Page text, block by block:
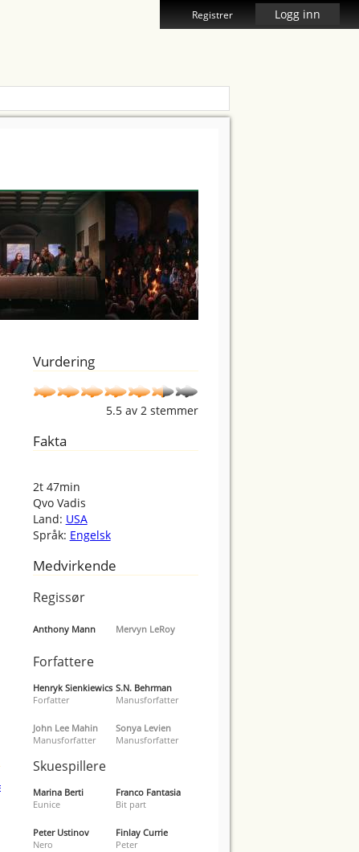
Registrer Logg inn
Vurdering
5.5 av2 stemmer
Fakta
2t 47min
Qvo Vadis
Land: USA
Språk: Engelsk
Medvirkende
Regissør
Anthony Mann Mervyn LeRoy
Forfattere
Henryk Sienkiewics
Forfatter
S.N. Behrman
Manusforfatter
John Lee Mahin
Manusforfatter
Sonya Levien
Manusforfatter
Skuespillere
Marina Berti
Eunice
Franco Fantasia
Bit part
Peter Ustinov
Nero
Finlay Currie
Peter